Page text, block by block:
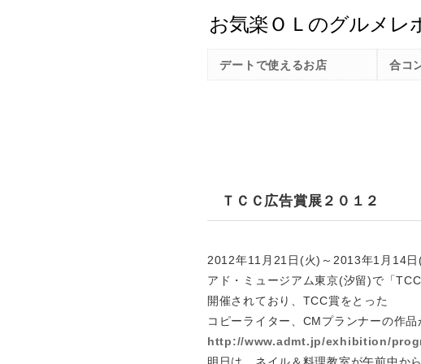
ＴＣＣ広告賞展２０１２
2012年11月21日(火)～2013年1月14日
アド・ミュージアム東京(汐留)で「
開催されており、TCC賞をとった
コピーライター、CMプランナーの作品
http://www.admt.jp/exhibition/
デートで使えるお店 合コ